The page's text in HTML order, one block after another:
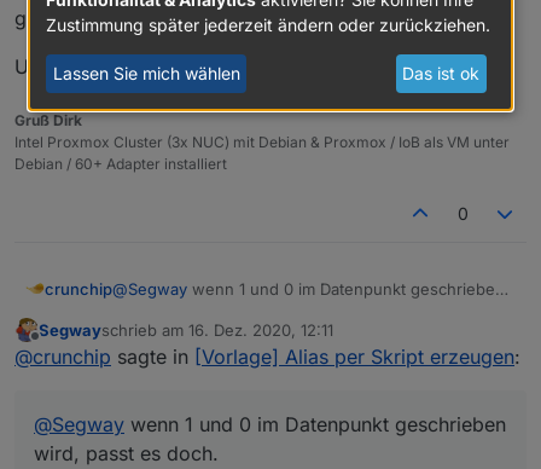
gesetzt wird.
Und genau das ist ja meineFrage.
Gruß Dirk
Intel Proxmox Cluster (3x NUC) mit Debian & Proxmox / IoB als VM unter
Debian / 60+ Adapter installiert
0
crunchip@Segway wenn 1 und 0 im Datenpunkt geschrieben
Klick doch rechts mal auf den Schraubenschlüssel
beim Datenpunkt und guck unter influx nach, was da
DP löschen, dann das loggen (Number) wieder
aktivieren.
Segwayschrieb am 16. Dez. 2020, 12:11
zuletzt editiert von
@crunchip sagte in [Vorlage] Alias per Skript erzeugen:
@Segway wenn 1 und 0 im Datenpunkt geschrieben
wird, passt es doch.
Zustimmung später jederzeit ändern oder zurückziehen.
Lassen Sie mich wählen Das ist ok